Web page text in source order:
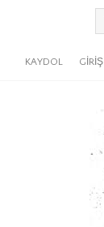
KAYDOL